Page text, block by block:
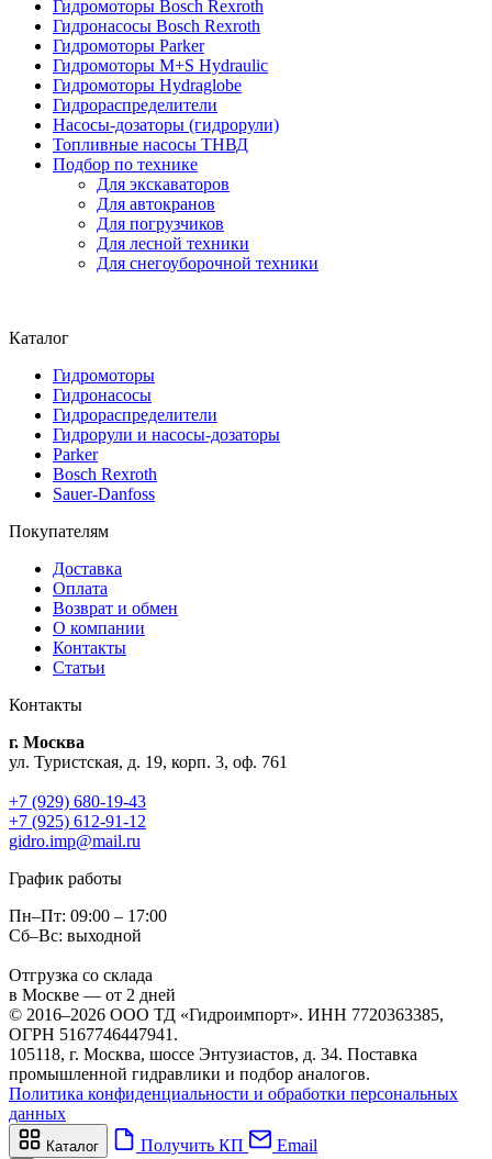
Гидромоторы Bosch Rexroth
Гидронасосы Bosch Rexroth
Гидромоторы Parker
Гидромоторы M+S Hydraulic
Гидромоторы Hydraglobe
Гидрораспределители
Насосы-дозаторы (гидрорули)
Топливные насосы ТНВД
Подбор по технике
Для экскаваторов
Для автокранов
Для погрузчиков
Для лесной техники
Для снегоуборочной техники
Каталог
Гидромоторы
Гидронасосы
Гидрораспределители
Гидрорули и насосы-дозаторы
Parker
Bosch Rexroth
Sauer-Danfoss
Покупателям
Доставка
Оплата
Возврат и обмен
О компании
Контакты
Статьи
Контакты
г. Москва
ул. Туристская, д. 19, корп. 3, оф. 761
+7 (929) 680-19-43
+7 (925) 612-91-12
gidro.imp@mail.ru
График работы
Пн–Пт: 09:00 – 17:00
Сб–Вс: выходной
Отгрузка со склада
в Москве — от 2 дней
© 2016–2026 ООО ТД «Гидроимпорт». ИНН 7720363385,
ОГРН 5167746447941.
105118, г. Москва, шоссе Энтузиастов, д. 34. Поставка
промышленной гидравлики и подбор аналогов.
Политика конфиденциальности и обработки персональных
данных
Каталог Получить КП Email